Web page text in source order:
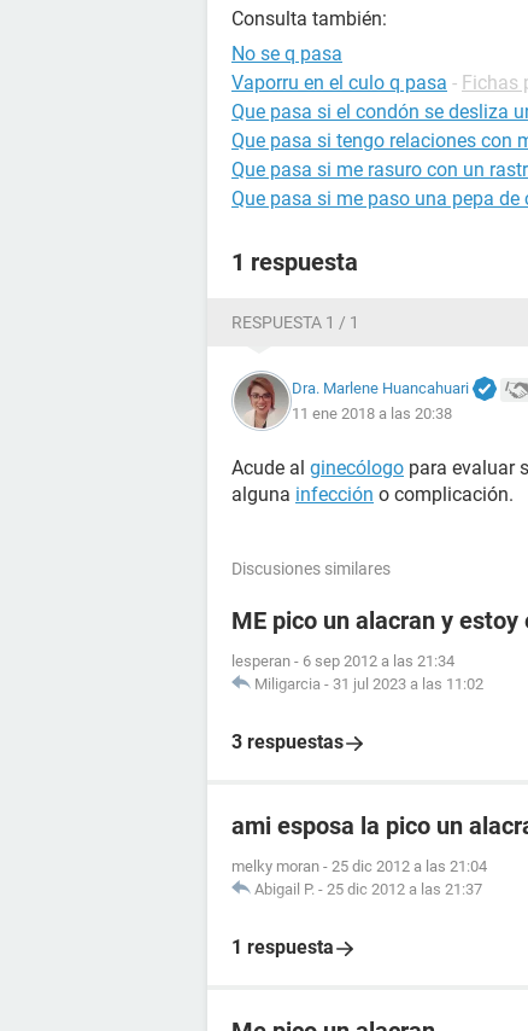
Consulta también:
No se q pasa
Vaporru en el culo q pasa - Fichas
Que pasa si el condón se desliza
Que pasa si tengo relaciones con
Que pasa si me rasuro con un
Que pasa si me paso una pepa de
1 respuesta
RESPUESTA 1 / 1
Dra. Marlene Huancahuari
11 ene 2018 a las 20:38
Acude al ginecólogo para evaluar
alguna infección o complicación.
Discusiones similares
ME pico un alacran y estoy
lesperan - 6 sep 2012 a las 21:34
Miligarcia - 31 jul 2023 a las 11:02
3 respuestas
ami esposa la pico un
melky moran - 25 dic 2012 a las 21:04
Abigail P. - 25 dic 2012 a las 21:37
1 respuesta